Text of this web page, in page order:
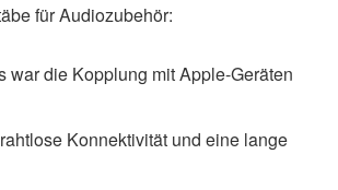
für Audiozubehör:
die Kopplung mit Apple-Geräten
Konnektivität und eine lange